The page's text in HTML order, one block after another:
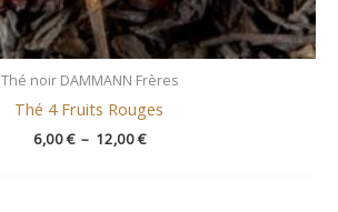
Thé noir DAMMANN Frères
Thé 4 Fruits Rouges
6,00€ – 12,00€